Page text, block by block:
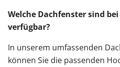
Welche Dachfenster sind
verfügbar?
In unserem umfassenden
können Sie die passenden